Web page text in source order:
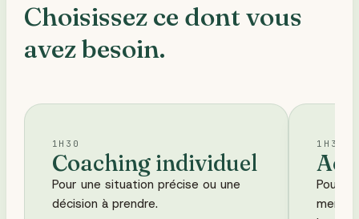
Choisissez ce dont vous
avez besoin.
1H30
Coaching individuel
Pour une situation précise ou une
décision à prendre.
1H30
Pour